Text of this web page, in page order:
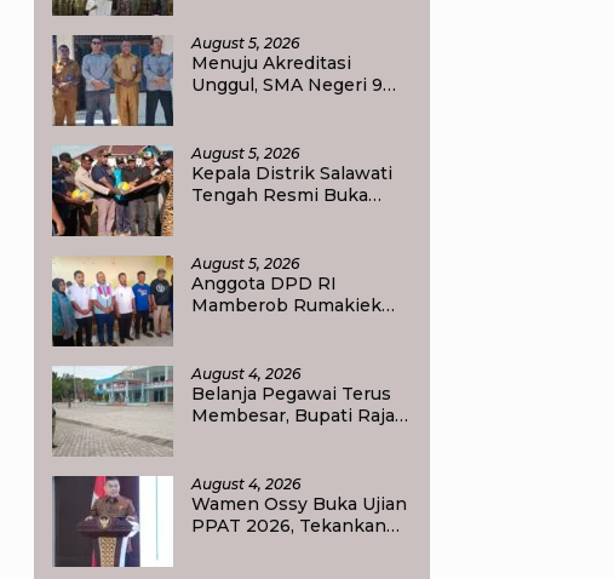
Kelola Pertanahan dan
Ekonomi Daerah
August 5, 2026
Menuju Akreditasi
Unggul, SMA Negeri 9
Pendidikan
August 5, 2026
Kepala Distrik Salawati
Tengah Resmi Buka
ke-81, Sportivitas Jadi
Pesan Utama
August 5, 2026
Anggota DPD RI
Mamberob Rumakiek
Baru dan Anak Kurang
Mampu
August 4, 2026
Belanja Pegawai Terus
Membesar, Bupati Raja
August 4, 2026
Wamen Ossy Buka Ujian
PPAT 2026, Tekankan